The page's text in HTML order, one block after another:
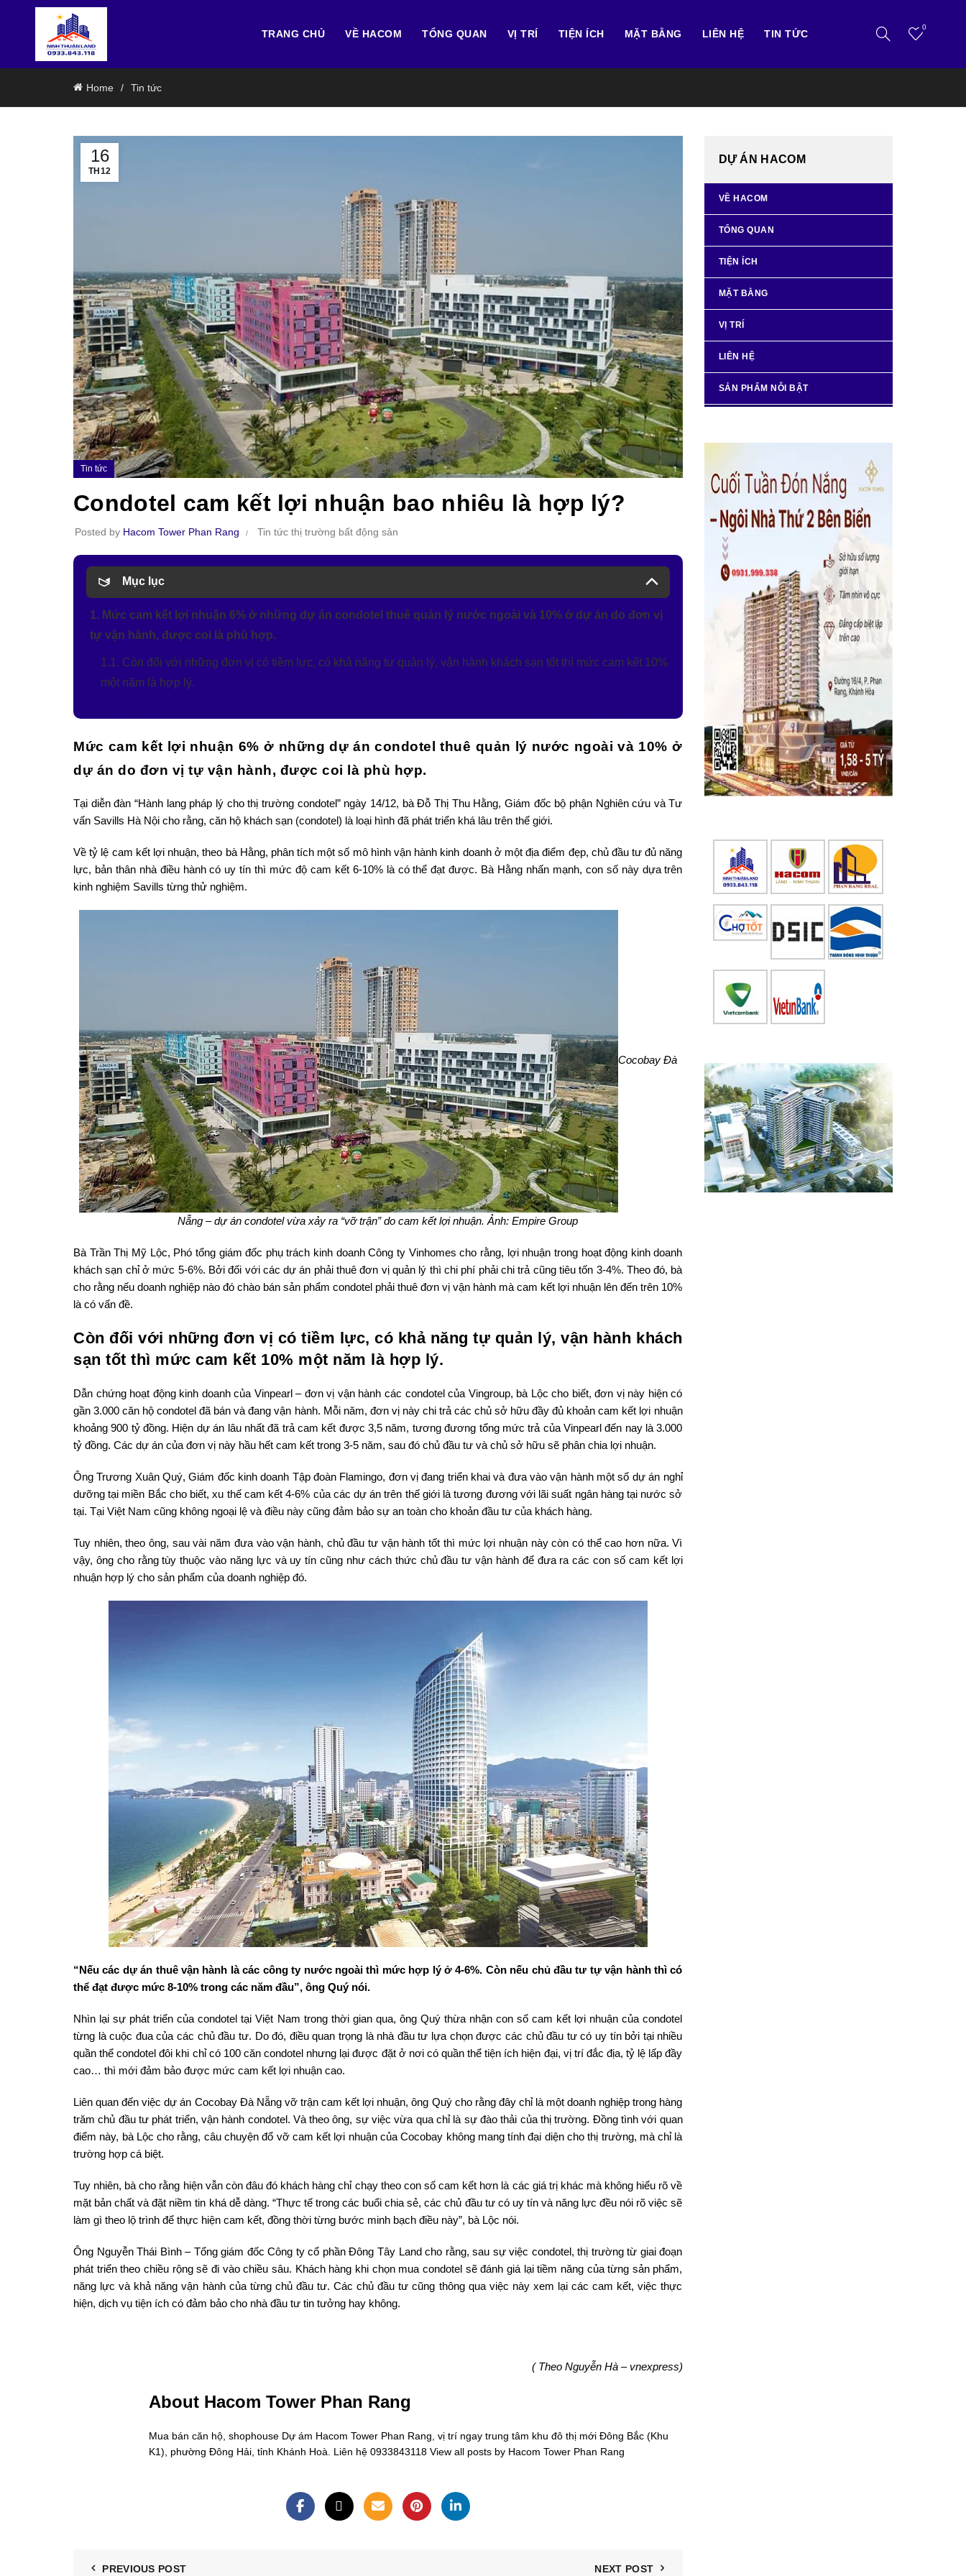
TRANG CHỦ VỀ HACOM TỔNG QUAN VỊ TRÍ TIỆN ÍCH MẶT BẰNG LIÊN HỆ TIN TỨC
0
Home Tin tức
16
TH12
Tin tức
Condotel cam kết lợi nhuận bao nhiêu là hợp lý?
Posted by Hacom Tower Phan Rang Tin tức thị trường bất động sản
Mục lục
1. Mức cam kết lợi nhuận 6% ở những dự án condotel thuê quản lý nước ngoài và 10% ở dự án do đơn vị
tự vận hành, được coi là phù hợp.
1.1. Còn đối với những đơn vị có tiềm lực, có khả năng tự quản lý, vận hành khách sạn tốt thì mức cam kết 10%
một năm là hợp lý.
Mức cam kết lợi nhuận 6% ở những dự án condotel thuê quản lý nước ngoài và 10% ở
dự án do đơn vị tự vận hành, được coi là phù hợp.
Tại diễn đàn “Hành lang pháp lý cho thị trường condotel” ngày 14/12, bà Đỗ Thị Thu Hằng, Giám đốc bộ phận Nghiên cứu và Tư
vấn Savills Hà Nội cho rằng, căn hộ khách sạn (condotel) là loại hình đã phát triển khá lâu trên thế giới.
Về tỷ lệ cam kết lợi nhuận, theo bà Hằng, phân tích một số mô hình vận hành kinh doanh ở một địa điểm đẹp, chủ đầu tư đủ năng
lực, bản thân nhà điều hành có uy tín thì mức độ cam kết 6-10% là có thể đạt được. Bà Hằng nhấn mạnh, con số này dựa trên
kinh nghiệm Savills từng thử nghiệm.
Cocobay Đà
Nẵng – dự án condotel vừa xảy ra “vỡ trận” do cam kết lợi nhuận. Ảnh: Empire Group
Bà Trần Thị Mỹ Lộc, Phó tổng giám đốc phụ trách kinh doanh Công ty Vinhomes cho rằng, lợi nhuận trong hoạt động kinh doanh
khách sạn chỉ ở mức 5-6%. Bởi đối với các dự án phải thuê đơn vị quản lý thì chi phí phải chi trả cũng tiêu tốn 3-4%. Theo đó, bà
cho rằng nếu doanh nghiệp nào đó chào bán sản phẩm condotel phải thuê đơn vị vận hành mà cam kết lợi nhuận lên đến trên 10%
là có vấn đề.
Còn đối với những đơn vị có tiềm lực, có khả năng tự quản lý, vận hành khách
sạn tốt thì mức cam kết 10% một năm là hợp lý.
Dẫn chứng hoạt động kinh doanh của Vinpearl – đơn vị vận hành các condotel của Vingroup, bà Lộc cho biết, đơn vị này hiện có
gần 3.000 căn hộ condotel đã bán và đang vận hành. Mỗi năm, đơn vị này chi trả các chủ sở hữu đầy đủ khoản cam kết lợi nhuận
khoảng 900 tỷ đồng. Hiện dự án lâu nhất đã trả cam kết được 3,5 năm, tương đương tổng mức trả của Vinpearl đến nay là 3.000
tỷ đồng. Các dự án của đơn vị này hầu hết cam kết trong 3-5 năm, sau đó chủ đầu tư và chủ sở hữu sẽ phân chia lợi nhuận.
Ông Trương Xuân Quý, Giám đốc kinh doanh Tập đoàn Flamingo, đơn vị đang triển khai và đưa vào vận hành một số dự án nghỉ
dưỡng tại miền Bắc cho biết, xu thế cam kết 4-6% của các dự án trên thế giới là tương đương với lãi suất ngân hàng tại nước sở
tại. Tại Việt Nam cũng không ngoại lệ và điều này cũng đảm bảo sự an toàn cho khoản đầu tư của khách hàng.
Tuy nhiên, theo ông, sau vài năm đưa vào vận hành, chủ đầu tư vận hành tốt thì mức lợi nhuận này còn có thể cao hơn nữa. Vì
vậy, ông cho rằng tùy thuộc vào năng lực và uy tín cũng như cách thức chủ đầu tư vận hành để đưa ra các con số cam kết lợi
nhuận hợp lý cho sản phẩm của doanh nghiệp đó.
“Nếu các dự án thuê vận hành là các công ty nước ngoài thì mức hợp lý ở 4-6%. Còn nếu chủ đầu tư tự vận hành thì có
thể đạt được mức 8-10% trong các năm đầu”, ông Quý nói.
Nhìn lại sự phát triển của condotel tại Việt Nam trong thời gian qua, ông Quý thừa nhận con số cam kết lợi nhuận của condotel
từng là cuộc đua của các chủ đầu tư. Do đó, điều quan trọng là nhà đầu tư lựa chọn được các chủ đầu tư có uy tín bởi tại nhiều
quần thể condotel đôi khi chỉ có 100 căn condotel nhưng lại được đặt ở nơi có quần thể tiện ích hiện đại, vị trí đắc địa, tỷ lệ lấp đầy
cao… thì mới đảm bảo được mức cam kết lợi nhuận cao.
Liên quan đến việc dự án Cocobay Đà Nẵng vỡ trận cam kết lợi nhuận, ông Quý cho rằng đây chỉ là một doanh nghiệp trong hàng
trăm chủ đầu tư phát triển, vận hành condotel. Và theo ông, sự việc vừa qua chỉ là sự đào thải của thị trường. Đồng tình với quan
điểm này, bà Lộc cho rằng, câu chuyện đổ vỡ cam kết lợi nhuận của Cocobay không mang tính đại diện cho thị trường, mà chỉ là
trường hợp cá biệt.
Tuy nhiên, bà cho rằng hiện vẫn còn đâu đó khách hàng chỉ chạy theo con số cam kết hơn là các giá trị khác mà không hiểu rõ về
mặt bản chất và đặt niềm tin khá dễ dàng. “Thực tế trong các buổi chia sẻ, các chủ đầu tư có uy tín và năng lực đều nói rõ việc sẽ
làm gì theo lộ trình để thực hiện cam kết, đồng thời từng bước minh bạch điều này”, bà Lộc nói.
Ông Nguyễn Thái Bình – Tổng giám đốc Công ty cổ phần Đông Tây Land cho rằng, sau sự việc condotel, thị trường từ giai đoạn
phát triển theo chiều rộng sẽ đi vào chiều sâu. Khách hàng khi chọn mua condotel sẽ đánh giá lại tiềm năng của từng sản phẩm,
năng lực và khả năng vận hành của từng chủ đầu tư. Các chủ đầu tư cũng thông qua việc này xem lại các cam kết, việc thực
hiện, dịch vụ tiện ích có đảm bảo cho nhà đầu tư tin tưởng hay không.
( Theo Nguyễn Hà – vnexpress)
About Hacom Tower Phan Rang
Mua bán căn hộ, shophouse Dự ám Hacom Tower Phan Rang, vị trí ngay trung tâm khu đô thị mới Đông Bắc (Khu
K1), phường Đông Hải, tỉnh Khánh Hoà. Liên hệ 0933843118 View all posts by Hacom Tower Phan Rang
PREVIOUS POST NEXT POST
DỰ ÁN HACOM
VỀ HACOM
TỔNG QUAN
TIỆN ÍCH
MẶT BẰNG
VỊ TRÍ
LIÊN HỆ
SẢN PHẨM NỖI BẬT